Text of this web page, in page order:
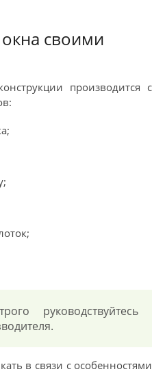
своими
производится с
руководствуйтесь
в связи с особенностями